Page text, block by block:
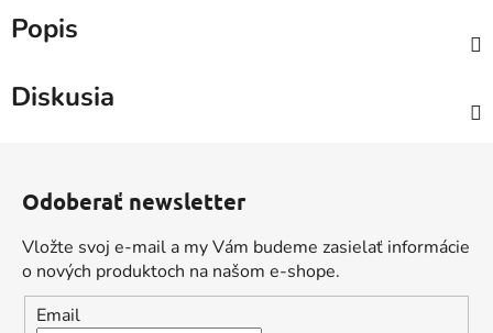
Popis
Diskusia
Odoberať newsletter
Vložte svoj e-mail a my Vám budeme zasielať informácie
o nových produktoch na našom e-shope.
Email